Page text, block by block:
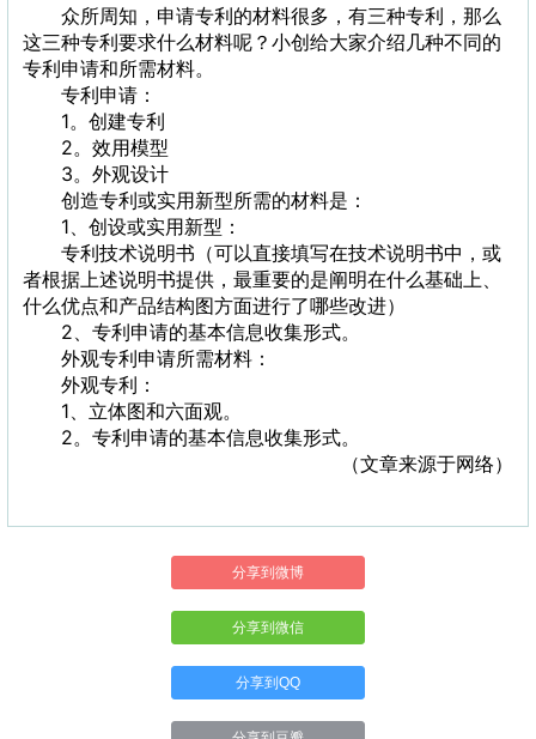
众所周知，申请专利的材料很多，有三种专利，那么
这三种专利要求什么材料呢？小创给大家介绍几种不同的
专利申请和所需材料。
专利申请：
1。创建专利
2。效用模型
3。外观设计
创造专利或实用新型所需的材料是：
1、创设或实用新型：
专利技术说明书（可以直接填写在技术说明书中，或
者根据上述说明书提供，最重要的是阐明在什么基础上、
什么优点和产品结构图方面进行了哪些改进）
2、专利申请的基本信息收集形式。
外观专利申请所需材料：
外观专利：
1、立体图和六面观。
2。专利申请的基本信息收集形式。
（文章来源于网络）
分享到微博
分享到微信
分享到QQ